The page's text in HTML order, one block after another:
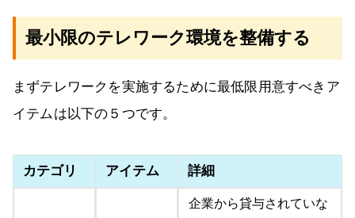
最小限のテレワーク環境を整備する
まずテレワークを実施するために最低限用意すべきア
イテムは以下の５つです。
カテゴリ アイテム 詳細
企業から貸与されていな